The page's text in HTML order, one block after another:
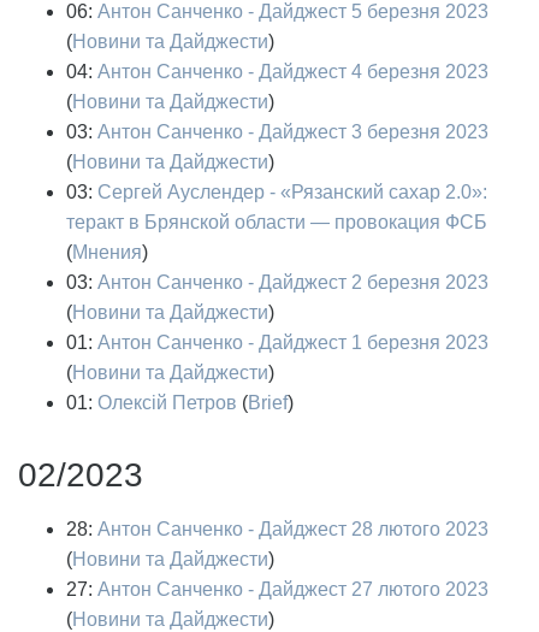
06: Антон Санченко - Дайджест 5 березня 2023
(Новини та Дайджести)
04: Антон Санченко - Дайджест 4 березня 2023
(Новини та Дайджести)
03: Антон Санченко - Дайджест 3 березня 2023
(Новини та Дайджести)
03: Сергей Ауслендер - «Рязанский сахар 2.0»:
теракт в Брянской области — провокация ФСБ
(Мнения)
03: Антон Санченко - Дайджест 2 березня 2023
(Новини та Дайджести)
01: Антон Санченко - Дайджест 1 березня 2023
(Новини та Дайджести)
01: Олексій Петров (Brief)
02/2023
28: Антон Санченко - Дайджест 28 лютого 2023
(Новини та Дайджести)
27: Антон Санченко - Дайджест 27 лютого 2023
(Новини та Дайджести)